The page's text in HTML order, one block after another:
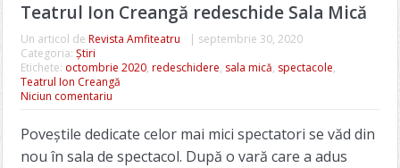
Teatrul Ion Creangă redeschide Sala Mică
Un articol de Revista Amfiteatru | septembrie 30, 2020
Categoria: Știri
Etichete: octombrie 2020, redeschidere, sala mică, spectacole,
Teatrul Ion Creangă
Niciun comentariu
Poveștile dedicate celor mai mici spectatori se văd din
nou în sala de spectacol. După o vară care a adus